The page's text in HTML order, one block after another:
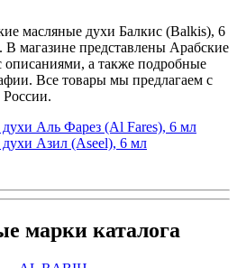
масляные духи Балкис (Balkis), 6
В магазине представлены Арабские
описаниями, а также подробные
Все товары мы предлагаем с
России.
Аль Фарез (Al Fares), 6 мл
Азил (Aseel), 6 мл
марки каталога